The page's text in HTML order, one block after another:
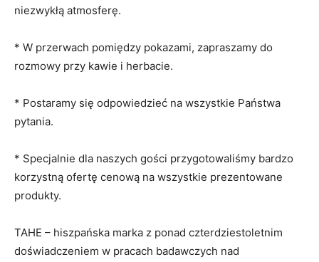
niezwykłą atmosferę.
* W przerwach pomiędzy pokazami, zapraszamy do
rozmowy przy kawie i herbacie.
* Postaramy się odpowiedzieć na wszystkie Państwa
pytania.
* Specjalnie dla naszych gości przygotowaliśmy bardzo
korzystną ofertę cenową na wszystkie prezentowane
produkty.
TAHE – hiszpańska marka z ponad czterdziestoletnim
doświadczeniem w pracach badawczych nad